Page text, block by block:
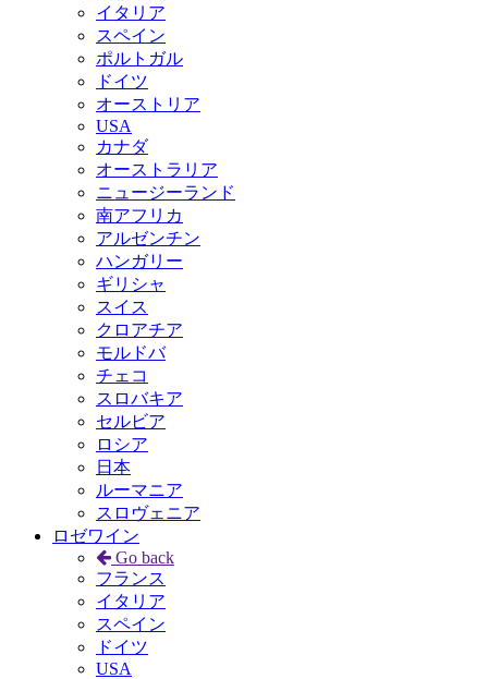
イタリア
スペイン
ポルトガル
ドイツ
オーストリア
USA
カナダ
オーストラリア
ニュージーランド
南アフリカ
アルゼンチン
ハンガリー
ギリシャ
スイス
クロアチア
モルドバ
チェコ
スロバキア
セルビア
ロシア
日本
ルーマニア
スロヴェニア
ロゼワイン
Go back
フランス
イタリア
スペイン
ドイツ
USA